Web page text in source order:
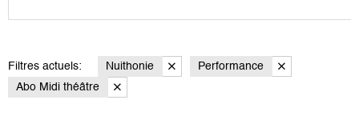
Filtres actuels: Nuithonie
Performance
Abo Midi théâtre